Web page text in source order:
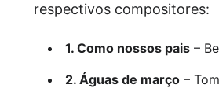
respectivos compositores:
1. Como nossos pais–
2. Águas de março–